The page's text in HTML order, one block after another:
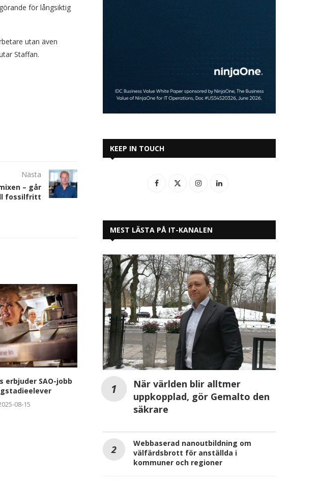
för långsiktig
utan även
Staffan.
Nästa
– går
fossilfritt
erbjuder SAO-jobb
08-15
Gröna Lund rekryterar över 1 000
skräckälskande medarbetare
till...
2025-08-11
PION Group rekryterar
Eriksson som ny
KEEP IN TOUCH
MEST LÄSTA PÅ IT-KANALEN
När världen blir alltmer
uppkopplad, gör Gemalto den
säkrare
Webbaserad nanoutbildning om
välfärdsbrott för anställda i
kommuner och regioner